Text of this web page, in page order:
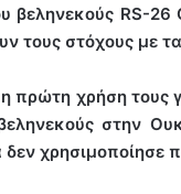
βεληνεκούς RS-
τους στόχους με
πρώτη χρήση τους
στην
χρησιμοποίησε